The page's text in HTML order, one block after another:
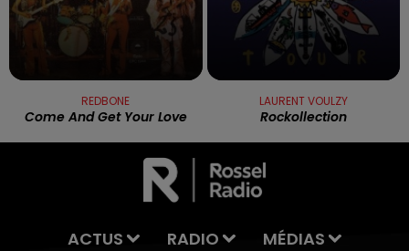
REDBONE
Come And Get Your Love
LAURENT VOULZY
Rockollection
ACTUS RADIO
MÉDIAS